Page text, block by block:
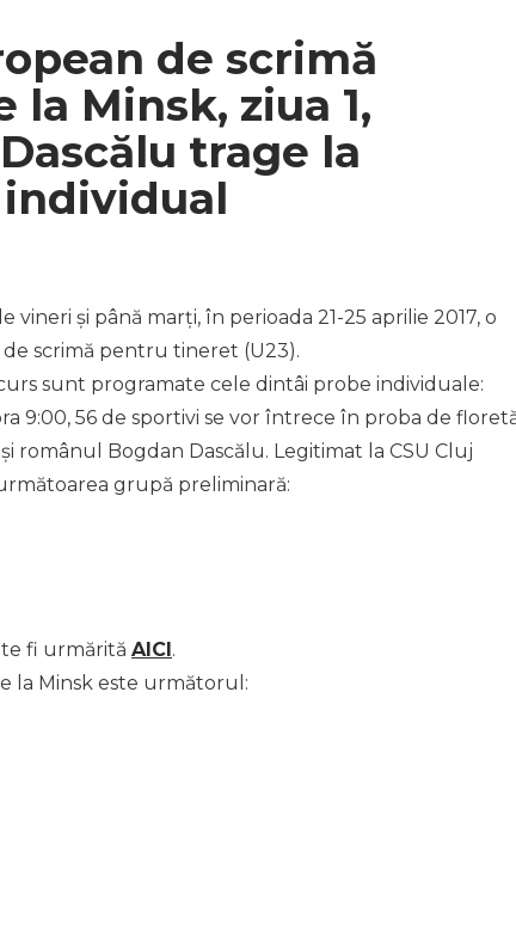
de scrimă
Minsk, ziua 1,
trage la
și până marți, în perioada 21-25 aprilie 2017, o
scrimă pentru tineret (U23).
sunt programate cele dintâi probe individuale:
9:00, 56 de sportivi se vor întrece în proba de
românul Bogdan Dascălu. Legitimat la CSU Cluj
grupă preliminară:
fi urmărită AICI .
la Minsk este următorul: